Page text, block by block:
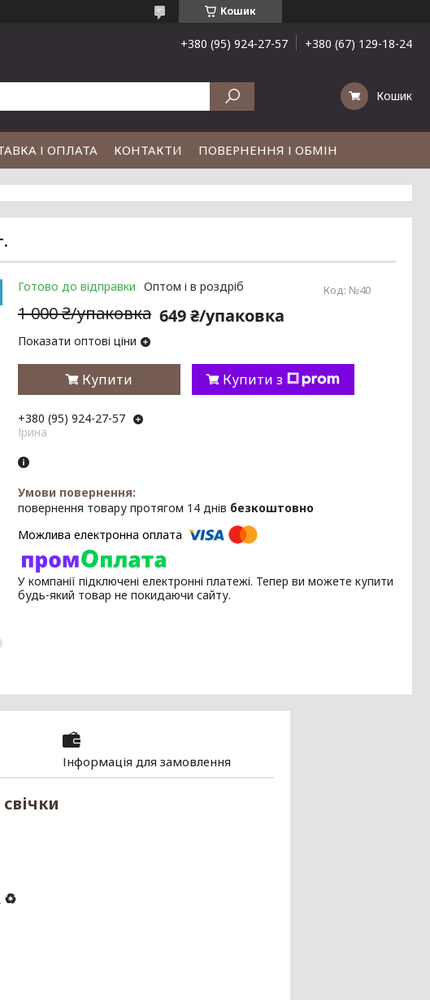
Кошик
+380 (95) 924-27-57 +380 (67) 129-18-24
Кошик
І ОПЛАТА КОНТАКТИ ПОВЕРНЕННЯ І ОБМІН
Готово до відправки Оптом і в роздріб Код: №40
1 000 ₴/упаковка 649 ₴/упаковка
Показати оптові ціни
Купити Купити з
+380 (95) 924-27-57
Ірина
повернення товару протягом 14 днів безкоштовно
У компанії підключені електронні платежі. Тепер ви можете купити
будь-який товар не покидаючи сайту.
Інформація для замовлення
♻